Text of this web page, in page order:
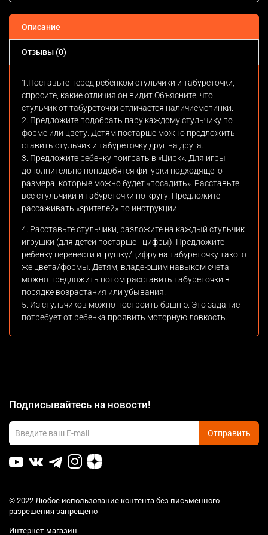
Описание
Отзывы (0)
1.Поставьте перед ребенком стульчики и табуреточки,
спросите, какие отличия он видит.Объясните, что
стульчик от табуреточки отличается наличиемспинки.
2. Предложите подобрать пару каждому стульчику по
форме или цвету. Детям постарше можно предложить
ставить стульчик и табуреточку друг на друга.
3. Предложите ребенку поиграть в «Цирк». Для игры
дополнительно понадобятся фигурки подходящего
размера, которые можно будет «посадить». Расставьте
все стульчики и табуреточки по кругу. Предложите
рассаживать «зрителей» по инструкции.
4. Расставьте стульчики, разложите на каждый стульчик
игрушки (для детей постарше - цифры). Предложите
ребенку перенести игрушку/цифру на табуреточку такого
же цвета/формы. Детям, владеющим навыком счета
можно предложить потом расставить табуреточки в
порядке возрастания или убывания.
5. Из стульчиков можно построить башню. Это задание
потребует от ребенка проявить моторную ловкость.
Подписывайтесь на новости!
Отправить
© 2022 Любое использование контента без письменного
разрешения запрещено
Интернет-магазин